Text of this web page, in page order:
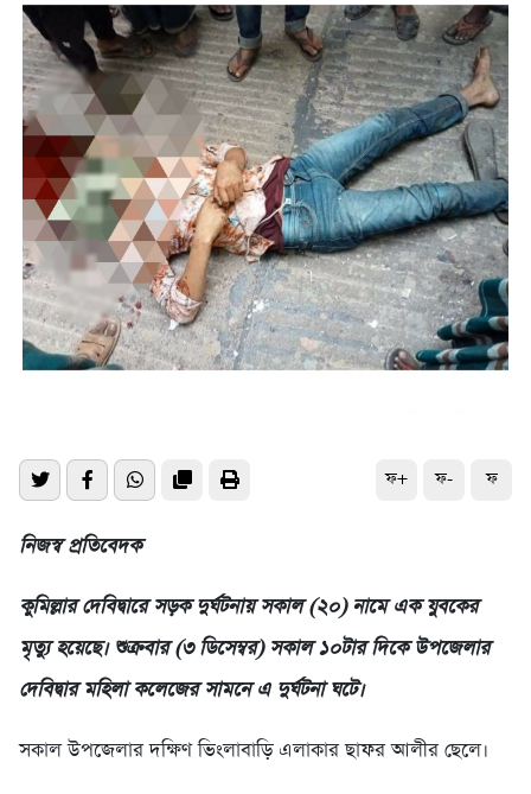
ফ+ ফ- ফ
নিজস্ব প্রতিবেদক
কুমিল্লার দেবিদ্বারে সড়ক দুর্ঘটনায় সকাল (২০) নামে এক যুবকের
মৃত্যু হয়েছে। শুক্রবার (৩ ডিসেম্বর) সকাল ১০টার দিকে উপজেলার
দেবিদ্বার মহিলা কলেজের সামনে এ দুর্ঘটনা ঘটে।
সকাল উপজেলার দক্ষিণ ভিংলাবাড়ি এলাকার ছাফর আলীর ছেলে।